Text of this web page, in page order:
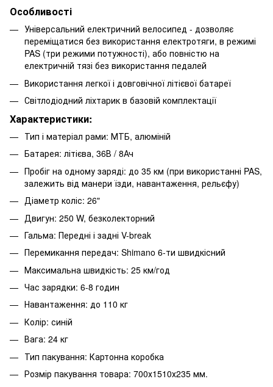
Особливості
Універсальний електричний велосипед - дозволяє
переміщатися без використання електротяги, в режимі
PAS (три режими потужності), або повністю на
електричній тязі без використання педалей
Використання легкої і довговічної літієвої батареї
Світлодіодний ліхтарик в базовій комплектації
Характеристики:
Тип і матеріал рами: МТБ, алюміній
Батарея: літієва, 36В / 8Ач
Пробіг на одному заряді: до 35 км (при використанні PAS,
залежить від манери їзди, навантаження, рельєфу)
Діаметр коліс: 26"
Двигун: 250 W, безколекторний
Гальма: Передні і задні V-break
Перемикання передач: Shimano 6-ти швидкісний
Максимальна швидкість: 25 км/год
Час зарядки: 6-8 годин
Навантаження: до 110 кг
Колір: синій
Вага: 24 кг
Тип пакування: Картонна коробка
Розмір пакування товара: 700х1510х235 мм.